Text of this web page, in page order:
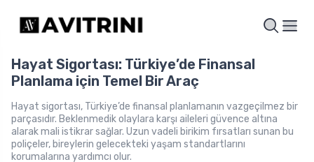
Hayat Sigortası: Türkiye’de Finansal
Planlama için Temel Bir Araç
Hayat sigortası, Türkiye’de finansal planlamanın vazgeçilmez bir
parçasıdır. Beklenmedik olaylara karşı aileleri güvence altına
alarak mali istikrar sağlar. Uzun vadeli birikim fırsatları sunan bu
poliçeler, bireylerin gelecekteki yaşam standartlarını
korumalarına yardımcı olur.